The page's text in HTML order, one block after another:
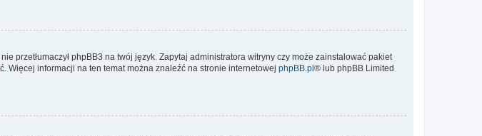
przetłumaczył phpBB3 na twój język. Zapytaj administratora witryny czy może zainstalować pakiet
Więcej informacji na ten temat można znaleźć na stronie internetowej phpBB.pl® lub phpBB Limited